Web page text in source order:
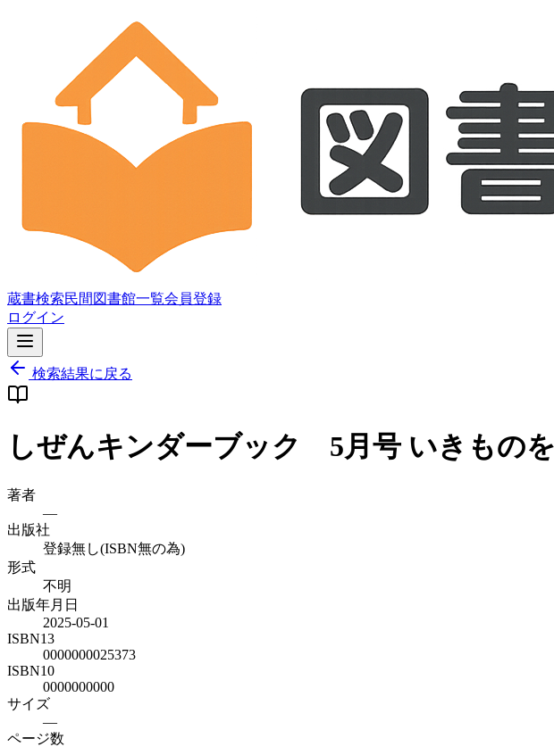
蔵書検索民間図書館一覧会員登録
ログイン
検索結果に戻る
しぜんキンダーブック 5月号 いきもの
著者
—
出版社
登録無し(ISBN無の為)
形式
不明
出版年月日
2025-05-01
ISBN13
0000000025373
ISBN10
0000000000
サイズ
—
ページ数